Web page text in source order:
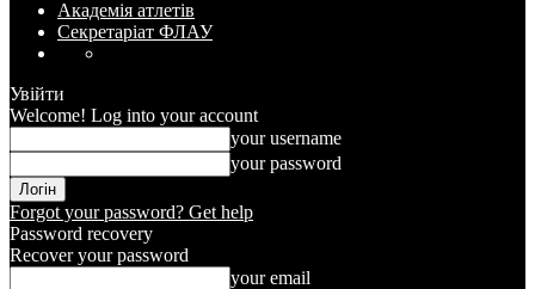
Академія атлетів
Секретаріат ФЛАУ
Увійти
Welcome! Log into your account
your username
your password
Forgot your password? Get help
Password recovery
Recover your password
your email